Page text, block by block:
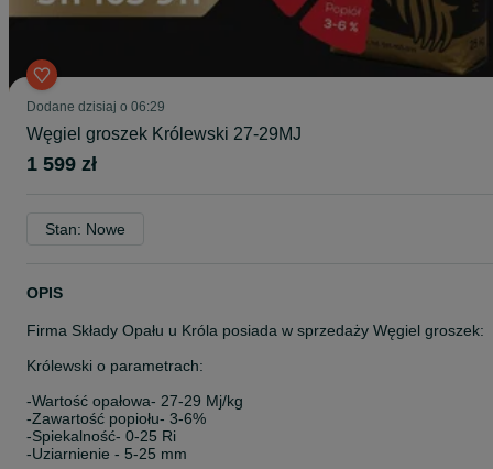
Dodane dzisiaj o 06:29
Węgiel groszek Królewski 27-29MJ
1 599 zł
Stan: Nowe
OPIS
Firma Składy Opału u Króla posiada w sprzedaży Węgiel groszek:
Królewski o parametrach:
-Wartość opałowa- 27-29 Mj/kg
-Zawartość popiołu- 3-6%
-Spiekalność- 0-25 Ri
-Uziarnienie - 5-25 mm